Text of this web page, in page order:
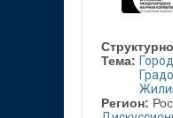
Тема:
Регион: